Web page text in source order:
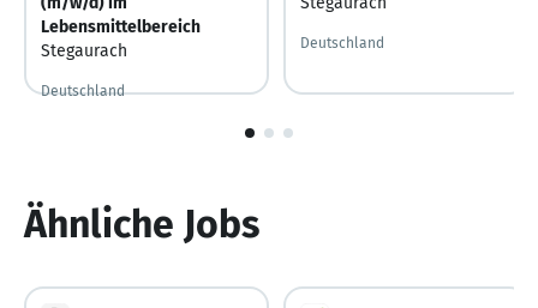
Lebensmittelbereich
Stegaurach
Deutschland
Deutschland
1
Ähnliche Jobs